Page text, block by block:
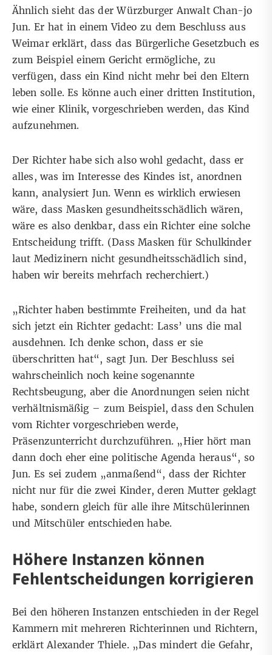
Ähnlich sieht das der Würzburger Anwalt Chan-jo
Jun. Er hat in einem Video zu dem Beschluss aus
Weimar erklärt, dass das Bürgerliche Gesetzbuch es
zum Beispiel einem Gericht ermögliche, zu
verfügen, dass ein Kind nicht mehr bei den Eltern
leben solle. Es könne auch einer dritten Institution,
wie einer Klinik, vorgeschrieben werden, das Kind
aufzunehmen.
Der Richter habe sich also wohl gedacht, dass er
alles, was im Interesse des Kindes ist, anordnen
kann, analysiert Jun. Wenn es wirklich erwiesen
wäre, dass Masken gesundheitsschädlich wären,
wäre es also denkbar, dass ein Richter eine solche
Entscheidung trifft. (Dass Masken für Schulkinder
laut Medizinern nicht gesundheitsschädlich sind,
haben wir bereitsmehrfach recherchiert.)
„Richter haben bestimmte Freiheiten, und da hat
sich jetzt ein Richter gedacht: Lass’ uns die mal
ausdehnen. Ich denke schon, dass er sie
überschritten hat“, sagt Jun. Der Beschluss sei
wahrscheinlich noch keine sogenannte
Rechtsbeugung, aber die Anordnungen seien nicht
verhältnismäßig – zum Beispiel, dass den Schulen
vom Richter vorgeschrieben werde,
Präsenzunterricht durchzuführen. „Hier hört man
dann doch eher eine politische Agenda heraus“, so
Jun. Es sei zudem „anmaßend“, dass der Richter
nicht nur für die zwei Kinder, deren Mutter geklagt
habe, sondern gleich für alle ihre Mitschülerinnen
und Mitschüler entschieden habe.
Höhere Instanzen können
Fehlentscheidungen korrigieren
Bei den höheren Instanzen entschieden in der Regel
Kammern mit mehreren Richterinnen und Richtern,
erklärt Alexander Thiele. „Das mindert die Gefahr,